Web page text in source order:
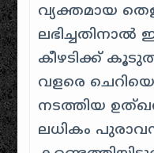
വ്യക്തമായ
കീഴടിക്ക്
വളരെ
നടത്തിയ
ലധികം